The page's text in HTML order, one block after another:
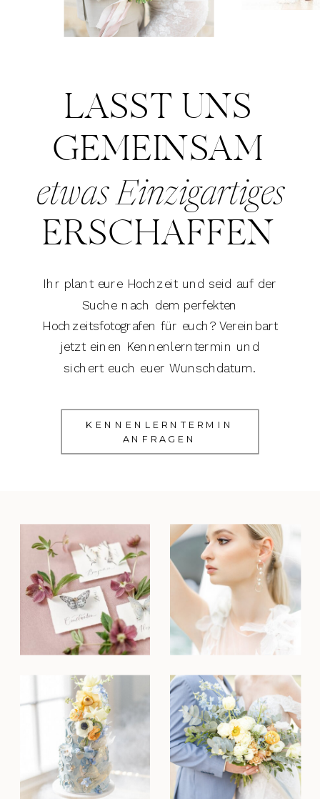
KENNENLERNTERMIN
ANFRAGEN
Ihr plant eure Hochzeit und seid auf der
Suche nach dem perfekten
Hochzeitsfotografen für euch? Vereinbart
jetzt einen Kennenlerntermin und
sichert euch euer Wunschdatum.
etwas Einzigartiges
LASST UNS
GEMEINSAM
ERSCHAFFEN